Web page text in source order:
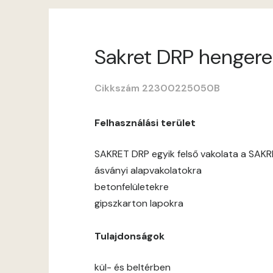
Sakret DRP
Cikkszám 22300225050B
Felhasználási terület
SAKRET DRP egyik felső vakolata a
ásványi alapvakolatokra
betonfelületekre
gipszkarton lapokra
Tulajdonságok
kül- és beltérben